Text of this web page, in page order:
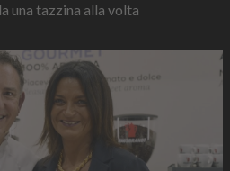
una tazzina alla volta